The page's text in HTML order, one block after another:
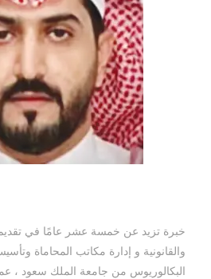
خبرة تزيد عن خمسة عشر عامًا في
والقانونية و إدارة مكاتب المحاماة
البكالوريوس من جامعة الملك سعود ،